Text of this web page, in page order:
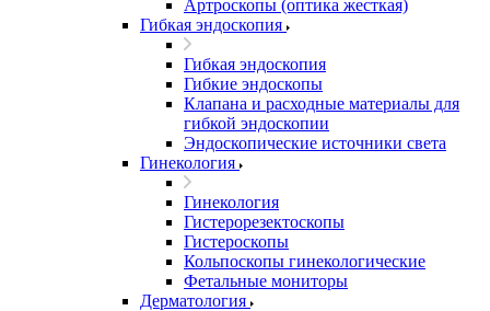
Артроскопы (оптика жесткая)
Гибкая эндоскопия
Гибкая эндоскопия
Гибкие эндоскопы
Клапана и расходные материалы для
гибкой эндоскопии
Эндоскопические источники света
Гинекология
Гинекология
Гистерорезектоскопы
Гистероскопы
Кольпоскопы гинекологические
Фетальные мониторы
Дерматология